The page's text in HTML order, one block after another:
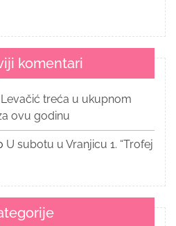
komentari
Levačić treća u ukupnom
ovu godinu
U subotu u Vranjicu 1. “Trofej